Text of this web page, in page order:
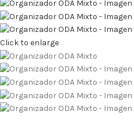
Click to enlarge